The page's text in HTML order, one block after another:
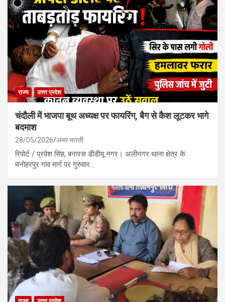
राज्य उत्तर प्रदेश
चंदौली में भाजपा बूथ अध्यक्ष पर फायरिंग, बैग से कैश लूटकर भागे
बदमाश
28/05/2026 अमर भारती
रिपोर्ट / प्रवेश सिंह, बनारस डीडीयू नगर। अलीनगर थाना क्षेत्र के
मनोहरपुर गांव मार्ग पर गुरुवार…